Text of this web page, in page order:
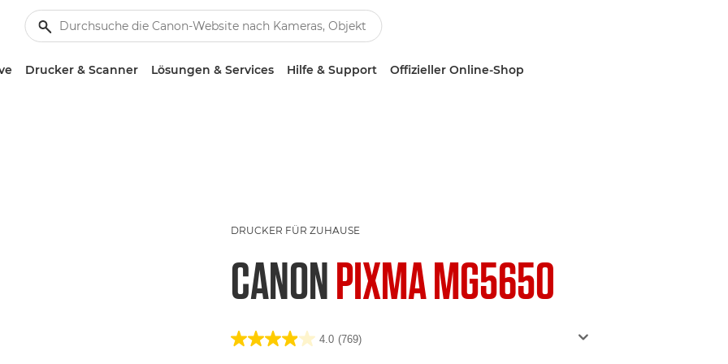
Drucker & Scanner Lösungen & Services Hilfe & Support Offizieller Online-Shop
DRUCKER FÜR ZUHAUSE
CANONPIXMA MG5650
4.0 (769)